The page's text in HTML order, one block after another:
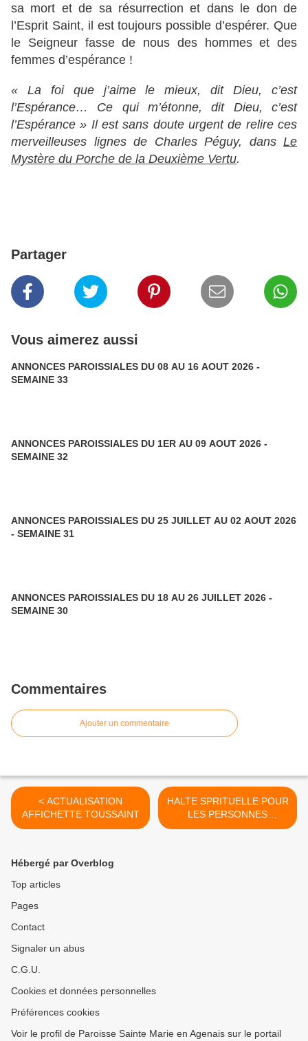
sa mort et de sa résurrection et dans le don de
l’Esprit Saint, il est toujours possible d’espérer. Que
le Seigneur fasse de nous des hommes et des
femmes d’espérance !
« La foi que j’aime le mieux, dit Dieu, c’est
l’Espérance… Ce qui m’étonne, dit Dieu, c’est
l’Espérance » Il est sans doute urgent de relire ces
merveilleuses lignes de Charles Péguy, dans Le
Mystère du Porche de la Deuxième Vertu.
Partager
Vous aimerez aussi
ANNONCES PAROISSIALES DU 08 AU 16 AOUT 2026 -
SEMAINE 33
ANNONCES PAROISSIALES DU 1ER AU 09 AOUT 2026 -
SEMAINE 32
ANNONCES PAROISSIALES DU 25 JUILLET AU 02 AOUT 2026
- SEMAINE 31
ANNONCES PAROISSIALES DU 18 AU 26 JUILLET 2026 -
SEMAINE 30
Commentaires
Ajouter un commentaire
< ACTUALISATION
AFFICHETTE TOUSSAINT
HALTE SPRITUELLE POUR
LES PERSONNES
TOUCHÉES PAR UN DEUIL
Hébergé par Overblog
Top articles
Pages
Contact
Signaler un abus
C.G.U.
Cookies et données personnelles
Préférences cookies
Voir le profil de Paroisse Sainte Marie en Agenais sur le portail